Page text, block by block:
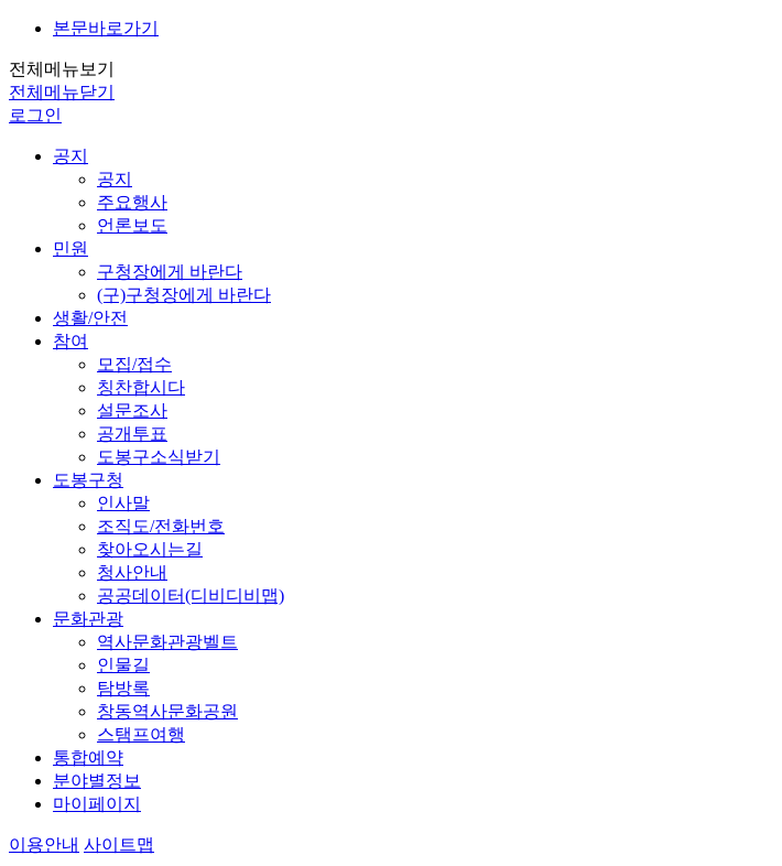
본문바로가기
전체메뉴보기
전체메뉴닫기
로그인
공지
공지
주요행사
언론보도
민원
구청장에게 바란다
(구)구청장에게 바란다
생활/안전
참여
모집/접수
칭찬합시다
설문조사
공개투표
도봉구소식받기
도봉구청
인사말
조직도/전화번호
찾아오시는길
청사안내
공공데이터(디비디비맵)
문화관광
역사문화관광벨트
인물길
탐방록
창동역사문화공원
스탬프여행
통합예약
분야별정보
마이페이지
이용안내 사이트맵